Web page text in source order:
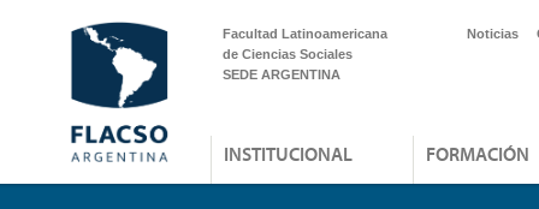
Facultad Latinoamericana
de Ciencias Sociales
SEDE ARGENTINA
Noticias
INSTITUCIONAL FORMACIÓN